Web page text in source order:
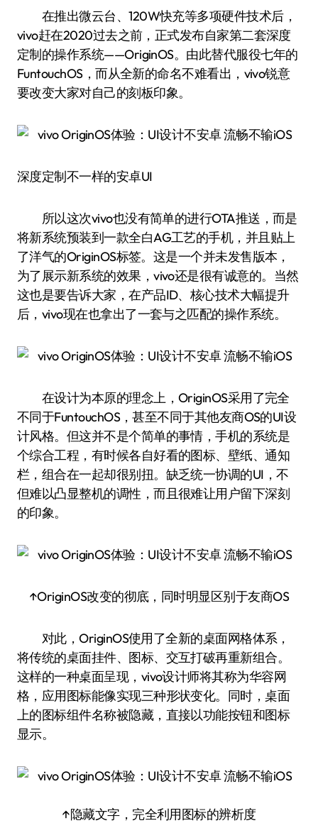
在推出微云台、120W快充等多项硬件技术后，
vivo赶在2020过去之前，正式发布自家第二套深度
定制的操作系统——OriginOS。由此替代服役七年的
FuntouchOS，而从全新的命名不难看出，vivo锐意
要改变大家对自己的刻板印象。
深度定制不一样的安卓UI
所以这次vivo也没有简单的进行OTA推送，而是
将新系统预装到一款全白AG工艺的手机，并且贴上
了洋气的OriginOS标签。这是一个并未发售版本，
为了展示新系统的效果，vivo还是很有诚意的。当然
这也是要告诉大家，在产品ID、核心技术大幅提升
后，vivo现在也拿出了一套与之匹配的操作系统。
在设计为本原的理念上，OriginOS采用了完全
不同于FuntouchOS，甚至不同于其他友商OS的UI设
计风格。但这并不是个简单的事情，手机的系统是
个综合工程，有时候各自好看的图标、壁纸、通知
栏，组合在一起却很别扭。缺乏统一协调的UI，不
但难以凸显整机的调性，而且很难让用户留下深刻
的印象。
↑OriginOS改变的彻底，同时明显区别于友商OS
对此，OriginOS使用了全新的桌面网格体系，
将传统的桌面挂件、图标、交互打破再重新组合。
这样的一种桌面呈现，vivo设计师将其称为华容网
格，应用图标能像实现三种形状变化。同时，桌面
上的图标组件名称被隐藏，直接以功能按钮和图标
显示。
↑隐藏文字，完全利用图标的辨析度